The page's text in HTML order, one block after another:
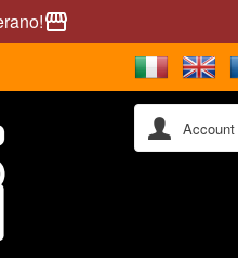
storefront
Account